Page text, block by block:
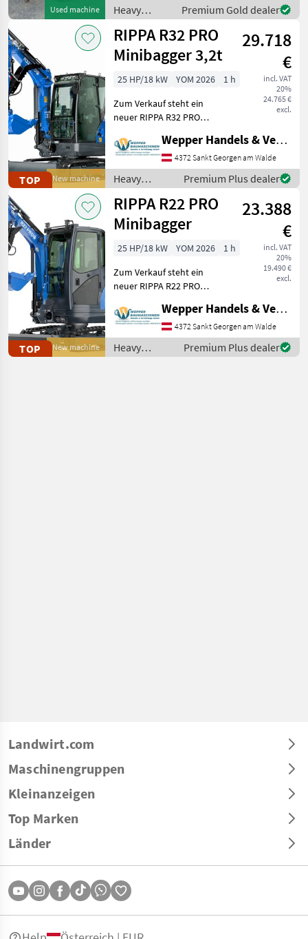
Used machine
excavators
Heavy
equipment/
construction
machines /
Case IH
Premium Gold dealer
TOP New machine
RIPPA R32 PRO
Minibagger 3,2t
29.718
€
incl. VAT
20%
24.765 €
excl.
25 HP/18 kW YOM 2026
1 h
Zum Verkauf steht ein
neuer RIPPA R32 PRO
leistungsstarke Maschine
für den professionellen
Einsatz im Baugewerbe,
Tiefbau, Garten- und
Landschaftsb
Wepper Handels & Vermietungs GmbH
4372 Sankt Georgen am Walde
Heavy
equipment/
construction
machines /
Rippa
Premium Plus dealer
TOP New machine
RIPPA R22 PRO
Minibagger
23.388
€
incl. VAT
20%
19.490 €
excl.
25 HP/18 kW YOM 2026
1 h
Zum Verkauf steht ein
neuer RIPPA R22 PRO
leistungsstarke und
kompakte Maschine für
professionelle Einsätze im
Baugewerbe, in der
Wepper Handels & Vermietungs GmbH
4372 Sankt Georgen am Walde
Heavy
equipment/
Premium Plus dealer
Landwirt.com
Maschinengruppen
Kleinanzeigen
Top Marken
Länder